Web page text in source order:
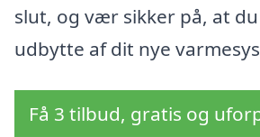
slut, og vær sikker på, at
udbytte af dit nye
Få 3 tilbud, gratis og